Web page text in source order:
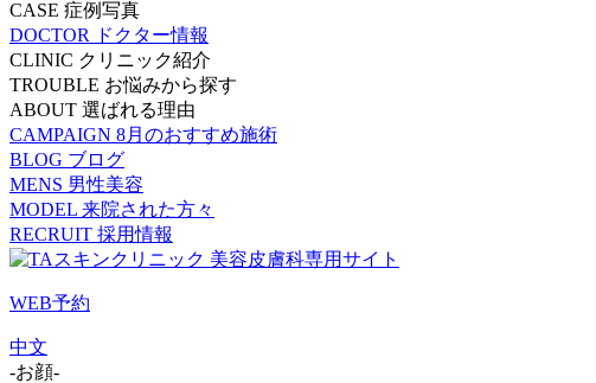
CASE 症例写真
DOCTOR
ドクター情報
CLINIC クリニック紹介
TROUBLE お悩みから探す
ABOUT 選ばれる理由
CAMPAIGN 8月のおすすめ施術
BLOG ブログ
MENS 男性美容
MODEL 来院された方々
RECRUIT 採用情報
WEB予約
中文
-お顔-